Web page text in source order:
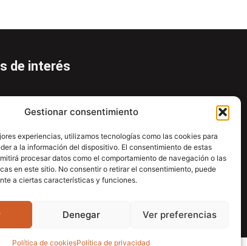
Gestionar consentimiento
experiencias, utilizamos tecnologías como las cookies para
a la información del dispositivo. El consentimiento de estas
procesar datos como el comportamiento de navegación o las
en este sitio. No consentir o retirar el consentimiento, puede
a ciertas características y funciones.
Denegar Ver preferencias
Política de cookiesPolítica de privacidad
de interés
ayuda